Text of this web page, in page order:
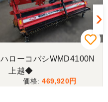
ハローコバシWMD4100N
上越◆
469,920